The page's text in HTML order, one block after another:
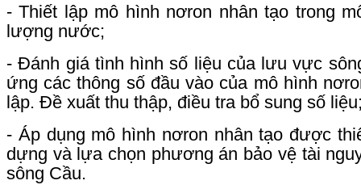
- Thiết lập mô hình nơron nhân tạo trong
lượng nước;
- Đánh giá tình hình số liệu của lưu vực
ứng các thông số đầu vào của mô hình
lập. Đề xuất thu thập, điều tra bổ sung số
- Áp dụng mô hình nơron nhân tạo được
dựng và lựa chọn phương án bảo vệ tài
sông Cầu.